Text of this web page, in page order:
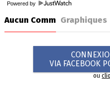
Powered by
Aucun Comm Graphiques
VIA FACEBOOK
ou